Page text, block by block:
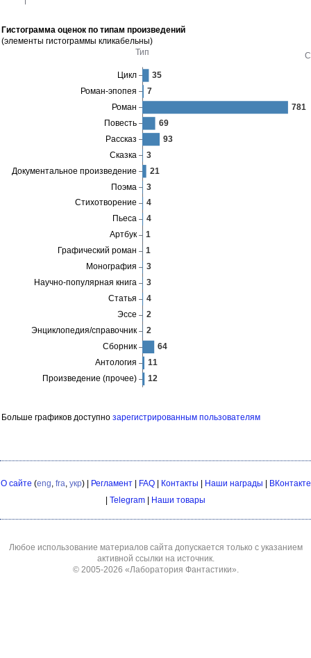
Гистограмма оценок по типам произведений
(элементы гистограммы кликабельны)
Больше графиков доступно зарегистрированным пользователям
О сайте (eng, fra, укр) | Регламент| FAQ| Контакты Наши награды
ВКонтакте
Telegram Наши товары
Любое использование материалов сайта допускается только с указанием
активной ссылки на источник.
© 2005-2026 «Лаборатория Фантастики».